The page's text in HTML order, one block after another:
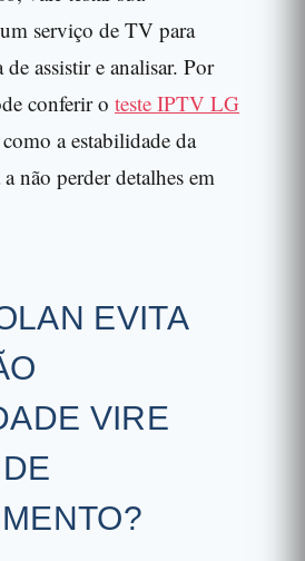
serviço de TV para
assistir e analisar. Por
conferir o teste IPTV LG
a estabilidade da
não perder detalhes em
EVITA
VIRE